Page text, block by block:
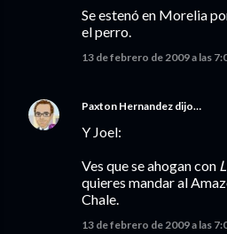
Se estenó en Morelia
el perro.
13 de febrero de 2009 a las
Paxton Hernandez dijo…
Y Joel:
Ves que se ahogan con
quieres mandar al
Chale.
13 de febrero de 2009 a las